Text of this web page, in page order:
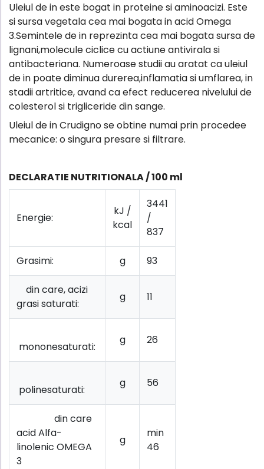
Uleiul de in este bogat in proteine si aminoacizi. Este
si sursa vegetala cea mai bogata in acid Omega
3.Semintele de in reprezinta cea mai bogata sursa de
lignani,molecule ciclice cu actiune antivirala si
antibacteriana. Numeroase studii au aratat ca uleiul
de in poate diminua durerea,inflamatia si umflarea, in
stadii artritice, avand ca efect reducerea nivelului de
colesterol si trigliceride din sange.
Uleiul de in Crudigno se obtine numai prin procedee
mecanice: o singura presare si filtrare.
DECLARATIE NUTRITIONALA / 100 ml
Energie:
kJ /
kcal
3441
/
837
Grasimi: g 93
din care, acizi
grasi saturati:
g 11
mononesaturati:
g 26
polinesaturati:
g 56
din care
acid Alfa-
linolenic OMEGA
3
g
min
46